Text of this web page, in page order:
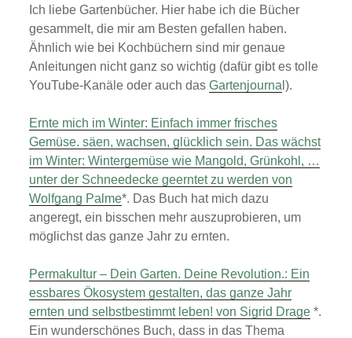
Ich liebe Gartenbücher. Hier habe ich die Bücher
gesammelt, die mir am Besten gefallen haben.
Ähnlich wie bei Kochbüchern sind mir genaue
Anleitungen nicht ganz so wichtig (dafür gibt es tolle
YouTube-Kanäle oder auch dasGartenjourna l).
Ernte mich im Winter: Einfach immer frisches
Gemüse. säen, wachsen, glücklich sein. Das wächst
im Winter: Wintergemüse wie Mangold, Grünkohl, …
unter der Schneedecke geerntet zu werden von
Wolfgang Palme*. Das Buch hat mich dazu
angeregt, ein bisschen mehr auszuprobieren, um
möglichst das ganze Jahr zu ernten.
Permakultur – Dein Garten. Deine Revolution.: Ein
essbares Ökosystem gestalten, das ganze Jahr
ernten und selbstbestimmt leben! von Sigrid Drage *.
Ein wunderschönes Buch, dass in das Thema